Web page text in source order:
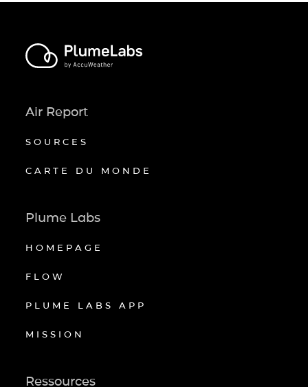
Air Report
SOURCES
CARTE DU MONDE
Plume Labs
HOMEPAGE
FLOW
PLUME LABS APP
MISSION
Ressources